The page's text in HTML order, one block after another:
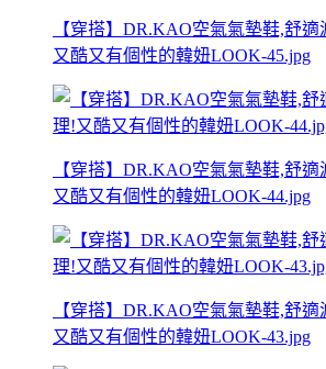
【穿搭】DR.KAO空氣氣墊鞋,舒
又酷又有個性的韓妞LOOK-45.jpg
【穿搭】DR.KAO空氣氣墊鞋,舒
又酷又有個性的韓妞LOOK-44.jpg
【穿搭】DR.KAO空氣氣墊鞋,舒
又酷又有個性的韓妞LOOK-43.jpg